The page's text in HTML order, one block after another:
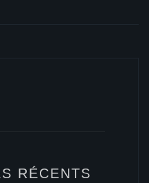
RÉCENTS